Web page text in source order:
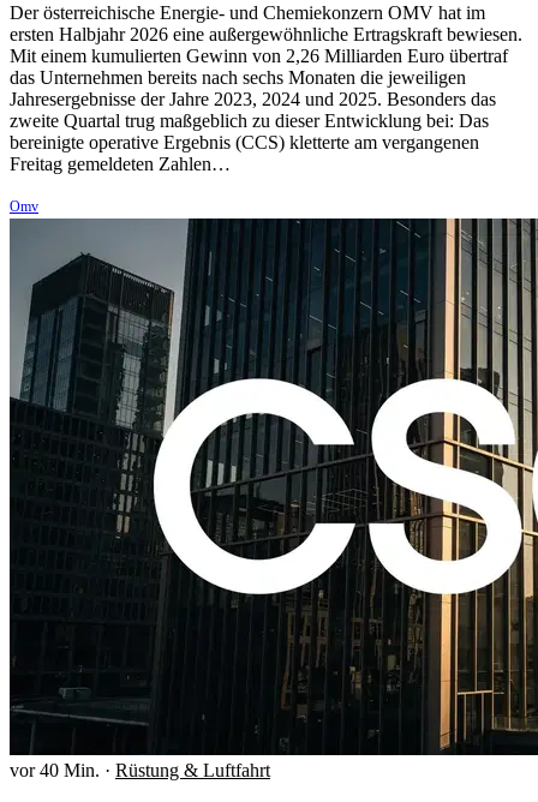
Der österreichische Energie- und Chemiekonzern OMV hat im
ersten Halbjahr 2026 eine außergewöhnliche Ertragskraft bewiesen.
Mit einem kumulierten Gewinn von 2,26 Milliarden Euro übertraf
das Unternehmen bereits nach sechs Monaten die jeweiligen
Jahresergebnisse der Jahre 2023, 2024 und 2025. Besonders das
zweite Quartal trug maßgeblich zu dieser Entwicklung bei: Das
bereinigte operative Ergebnis (CCS) kletterte am vergangenen
Freitag gemeldeten Zahlen…
Omv
vor 40 Min. · Rüstung & Luftfahrt